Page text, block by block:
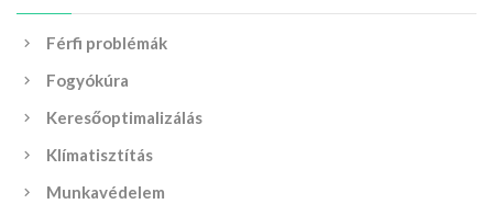
Férfi problémák
Fogyókúra
Keresőoptimalizálás
Klímatisztítás
Munkavédelem